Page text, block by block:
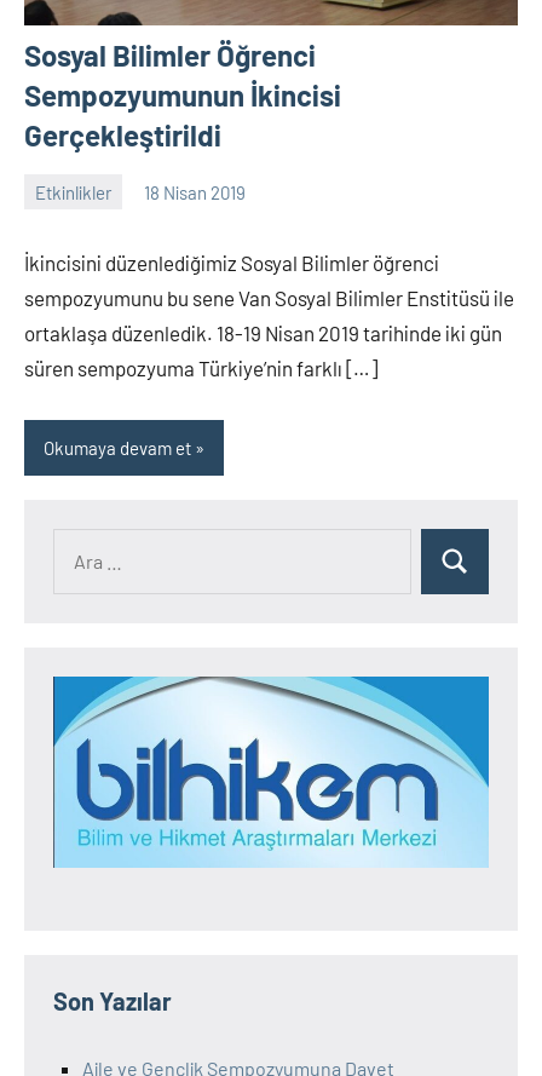
Sosyal Bilimler Öğrenci
Sempozyumunun İkincisi
Gerçekleştirildi
Etkinlikler 18 Nisan 2019
İkincisini düzenlediğimiz Sosyal Bilimler öğrenci
sempozyumunu bu sene Van Sosyal Bilimler Enstitüsü ile
ortaklaşa düzenledik. 18-19 Nisan 2019 tarihinde iki gün
süren sempozyuma Türkiye’nin farklı […]
Okumaya devam et
Ara
Son Yazılar
Aile ve Gençlik Sempozyumuna Davet